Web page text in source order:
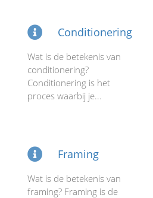
Conditionering
Wat is de betekenis van
conditionering?
Conditionering is het
proces waarbij je...
Framing
Wat is de betekenis van
framing? Framing is de